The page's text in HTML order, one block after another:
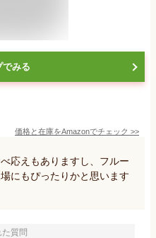
でみる
価格と在庫をAmazonでチェック >>
応えもありますし、フルー
にもぴったりかと思います
た質問